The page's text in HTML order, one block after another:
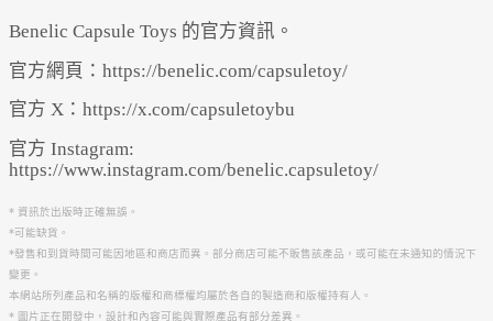
Benelic Capsule Toys 的官方資訊。
官方網頁：https://benelic.com/capsuletoy/
官方 X：https://x.com/capsuletoybu
官方 Instagram:
https://www.instagram.com/benelic.capsuletoy/
* 資訊於出版時正確無誤。
*可能缺貨。
*發售和到貨時間可能因地區和商店而異。部分商店可能不販售該產品，或可能在未通知的情況下
變更。
本網站所列產品和名稱的版權和商標權均屬於各自的製造商和版權持有人。
* 圖片正在開發中，設計和內容可能與實際產品有部分差異。